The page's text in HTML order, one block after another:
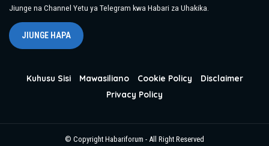
Jiunge na Channel Yetu ya Telegram kwa Habari za Uhakika.
JIUNGE HAPA
Kuhusu Sisi Mawasiliano Cookie Policy
Disclaimer
Privacy Policy
© Copyright Habariforum - All Right Reserved